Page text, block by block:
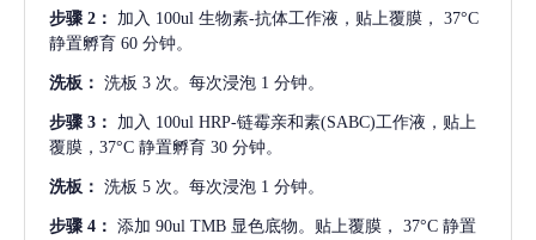
步骤 2： 加入 100ul 生物素-抗体工作液，贴上覆膜， 37°C
静置孵育 60 分钟。
洗板： 洗板 3 次。每次浸泡 1 分钟。
步骤 3： 加入 100ul HRP-链霉亲和素(SABC)工作液，贴上
覆膜，37°C 静置孵育 30 分钟。
洗板： 洗板 5 次。每次浸泡 1 分钟。
步骤 4： 添加 90ul TMB 显色底物。贴上覆膜， 37°C 静置